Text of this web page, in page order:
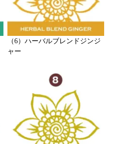
（6）ハーバルブレンドジンジ
ャー